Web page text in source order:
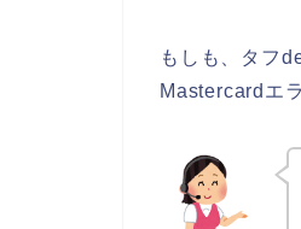
もしも、タフ
Mastercardエ